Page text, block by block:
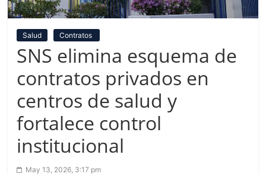
Salud Contratos
SNS elimina esquema de
contratos privados en
centros de salud y
fortalece control
institucional
May 13, 2026, 3:17 pm